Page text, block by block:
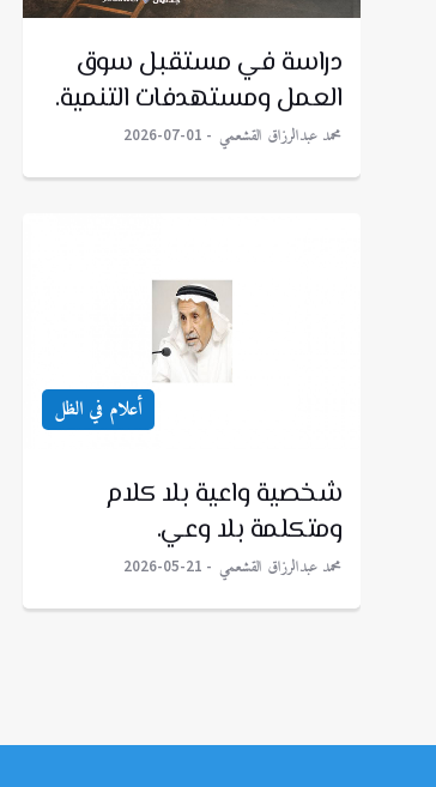
دراسة في مستقبل سوق
العمل ومستهدفات التنمية.
محمد عبدالرزاق القشعمي 2026-07-01
أعلام في الظل
شخصية واعية بلا كلام
ومتكلمة بلا وعي.
محمد عبدالرزاق القشعمي 2026-05-21